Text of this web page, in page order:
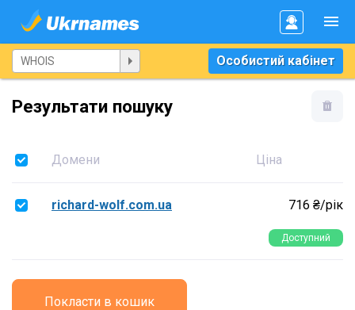
Особистий кабінет
Результати пошуку
Домени Ціна
richard-wolf.com.ua 716 ₴/рік
Доступний
Покласти в кошик